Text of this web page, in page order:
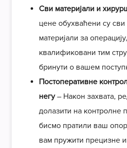
Сви материјали и
цене обухваћени су
материјали за
квалификовани тим
бринути о вашем
Постоперативне
негу– Након захвата,
долазити на контролне
бисмо пратили ваш
вам пружити прецизне